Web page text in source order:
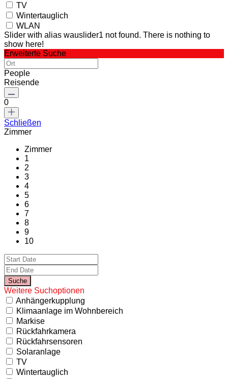
TV
Wintertauglich
WLAN
Slider with alias wauslider1 not found. There is nothing to
show here!
Erweiterte Suche
People
Reisende
0
Schließen
Zimmer
Zimmer
1
2
3
4
5
6
7
8
9
10
Weitere Suchoptionen
Anhängerkupplung
Klimaanlage im Wohnbereich
Markise
Rückfahrkamera
Rückfahrsensoren
Solaranlage
TV
Wintertauglich